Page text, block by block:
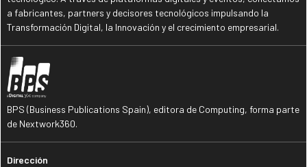
a fabricantes, partners y decisores tecnológicos impulsando la
Transformación Digital, la Innovación y el crecimiento empresarial.
BPS (Business Publications Spain), editora de Computing, forma parte
de Nextwork360.
Dirección